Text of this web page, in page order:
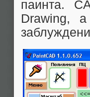
паинта.
Drawing,